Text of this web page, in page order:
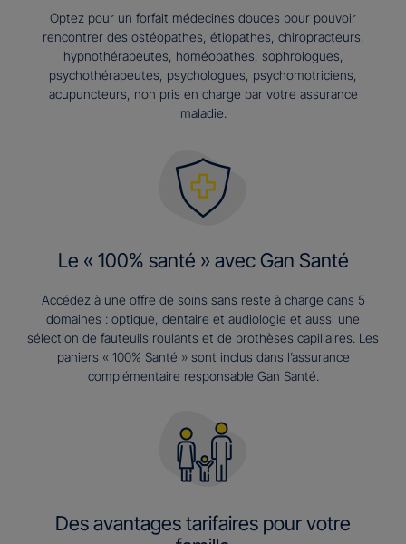
Optez pour un forfait médecines douces pour pouvoir
rencontrer des ostéopathes, étiopathes, chiropracteurs,
hypnothérapeutes, homéopathes, sophrologues,
psychothérapeutes, psychologues, psychomotriciens,
acupuncteurs, non pris en charge par votre assurance
maladie.
Le « 100% santé » avec Gan Santé
Accédez à une offre de soins sans reste à charge dans 5
domaines : optique, dentaire et audiologie et aussi une
sélection de fauteuils roulants et de prothèses capillaires. Les
paniers « 100% Santé » sont inclus dans l’assurance
complémentaire responsable Gan Santé.
Des avantages tarifaires pour votre